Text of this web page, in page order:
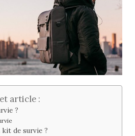
article :
?
de survie ?